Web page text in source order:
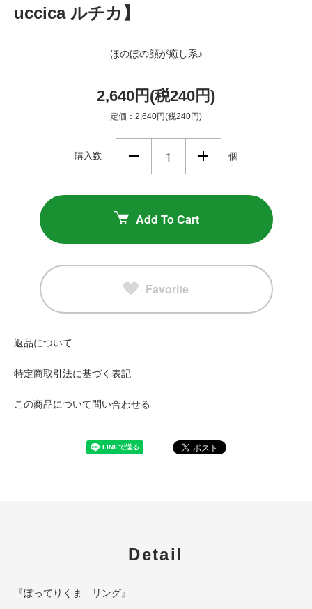
uccica ルチカ】
ほのぼの顔が癒し系♪
2,640円(税240円)
定価：2,640円(税240円)
購入数 個
Add To Cart
Favorite
返品について
特定商取引法に基づく表記
この商品について問い合わせる
Detail
『ぽってりくま リング』